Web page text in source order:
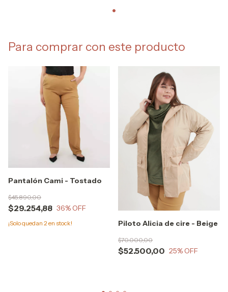
Para comprar con este producto
Pantalón Cami - Tostado
$29.254,88
$45.890,00
36% OFF
¡Solo quedan 2en stock! Piloto Alicia de cire - Beige
$52.500,00
$70.000,00
25% OFF